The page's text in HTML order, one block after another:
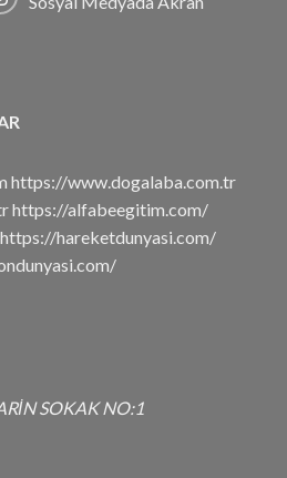
https://www.dogalaba.com.tr
https://alfabeegitim.com/
hareketdunyasi.com/
SOKAK NO:1